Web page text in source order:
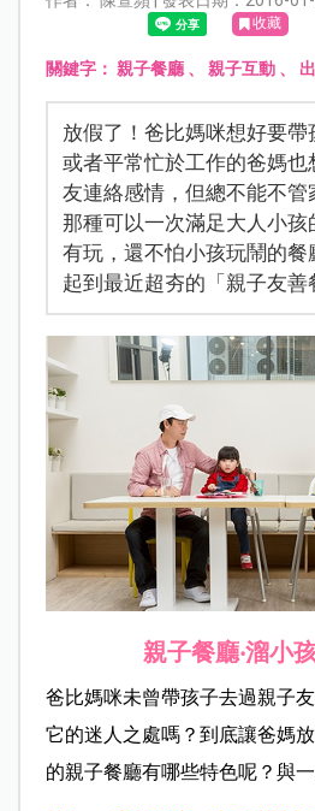
收藏
關鍵字： 親子餐廳、 親子互動、
放假了！爸比媽咪想好要帶
或者平常忙於工作的爸媽
友連絡感情，但總不能不
那種可以一次滿足大人小孩
有玩，還不怕小孩玩鬧的
起到最近超夯的「親子友善
親子餐廳‧溜小
爸比媽咪未曾帶孩子去過親子
它的迷人之處嗎？到底讓爸媽
的親子餐廳有哪些特色呢？與